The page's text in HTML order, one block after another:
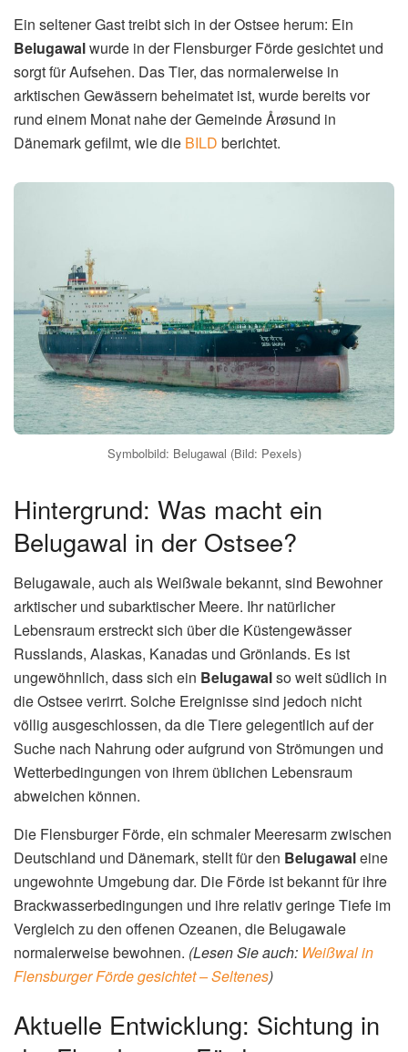
Ein seltener Gast treibt sich in der Ostsee herum: Ein
Belugawalwurde in der Flensburger Förde gesichtet und
sorgt für Aufsehen. Das Tier, das normalerweise in
arktischen Gewässern beheimatet ist, wurde bereits vor
rund einem Monat nahe der Gemeinde Årøsund in
Dänemark gefilmt, wie die BILD berichtet.
Symbolbild: Belugawal (Bild: Pexels)
Hintergrund: Was macht ein
Belugawal in der Ostsee?
Belugawale, auch als Weißwale bekannt, sind Bewohner
arktischer und subarktischer Meere. Ihr natürlicher
Lebensraum erstreckt sich über die Küstengewässer
Russlands, Alaskas, Kanadas und Grönlands. Es ist
ungewöhnlich, dass sich ein Belugawalso weit südlich in
die Ostsee verirrt. Solche Ereignisse sind jedoch nicht
völlig ausgeschlossen, da die Tiere gelegentlich auf der
Suche nach Nahrung oder aufgrund von Strömungen und
Wetterbedingungen von ihrem üblichen Lebensraum
abweichen können.
Die Flensburger Förde, ein schmaler Meeresarm zwischen
Deutschland und Dänemark, stellt für den Belugawaleine
ungewohnte Umgebung dar. Die Förde ist bekannt für ihre
Brackwasserbedingungen und ihre relativ geringe Tiefe im
Vergleich zu den offenen Ozeanen, die Belugawale
normalerweise bewohnen. (Lesen Sie auch: Weißwal in
Flensburger Förde gesichtet – Seltenes)
Aktuelle Entwicklung: Sichtung in